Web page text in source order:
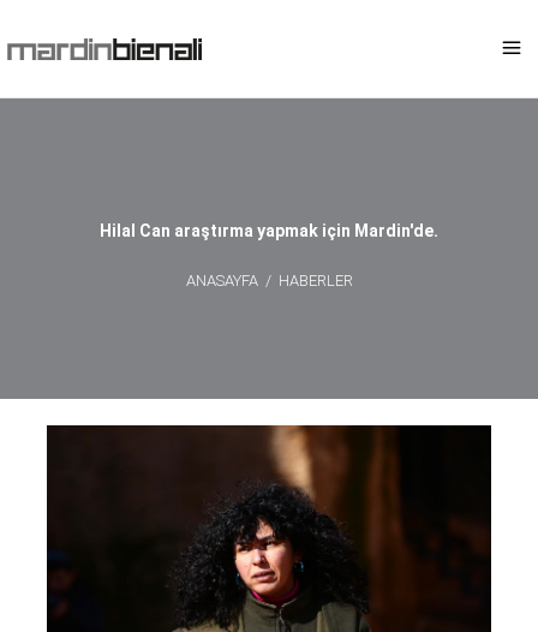
Hilal Can araştırma yapmak için Mardin'de.
ANASAYFA/ HABERLER